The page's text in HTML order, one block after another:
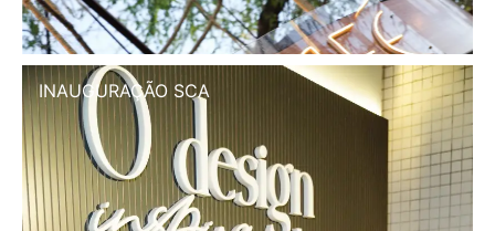
INAUGURAÇÃO SCA